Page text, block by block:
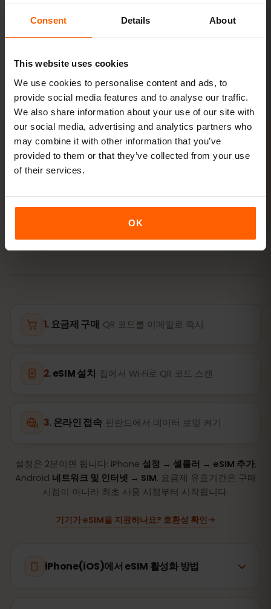
Consent Details About
This website uses cookies
We use cookies to personalise content and ads, to
provide social media features and to analyse our traffic.
We also share information about your use of our site with
our social media, advertising and analytics partners who
may combine it with other information that you’ve
provided to them or that they’ve collected from your use
of their services.
OK
패키지 보기
모든 수치는 참고용입니다. 실제 사용량은 기기, 앱 설정, 사용 습관에 따
활성화
핀란드 eSIM을3단계로 활성화
하기
몇 분이면 준비 완료 — 물리 SIM 카드가 필요 없습니다.
요금제 구매 QR 코드를 이메일로 즉시
eSIM 설치 집에서 Wi‑Fi로 QR 코드 스캔
온라인 접속 핀란드에서 데이터 로밍 켜기
설정은 2분이면 됩니다: iPhone 설정 → 셀룰러 → eSIM 추가,
Android 네트워크 및 인터넷 → SIM. 요금제 유효기간은 구매
시점이 아니라 최초 사용 시점부터 시작됩니다.
기기가 eSIM을 지원하나요? 호환성 확인
iPhone(iOS)에서 eSIM 활성화 방법